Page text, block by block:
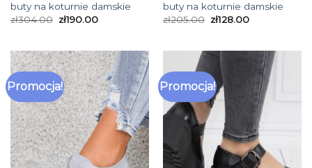
buty na koturnie damskie
zł304.00 zł190.00
buty na koturnie damskie
zł205.00 zł128.00
Promocja! Promocja!